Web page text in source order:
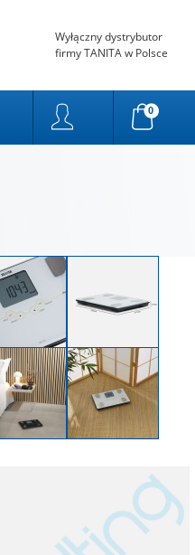
Wyłączny dystrybutor
firmy TANITA w Polsce
0